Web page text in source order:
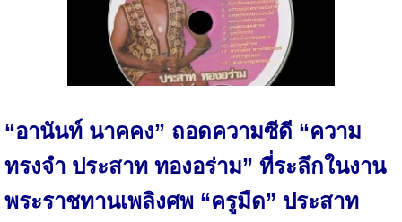
“อานันท์ นาคคง” ถอดความซีดี “ความ
ทรงจำ ประสาท ทองอร่าม” ที่ระลึกในงาน
พระราชทานเพลิงศพ “ครูมืด” ประสาท